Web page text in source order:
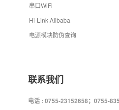
串口WiFi
Hi-Link Alibaba
电源模块防伪查询
联系我们
电话 : 0755-23152658；0755-